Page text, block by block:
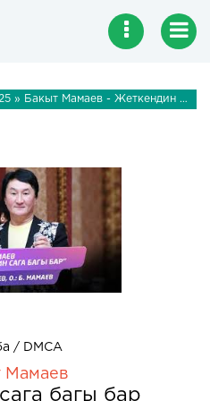
» Бакыт Мамаев - Жеткендин сага багы бар
/ DMCA
Мамаев
багы бар